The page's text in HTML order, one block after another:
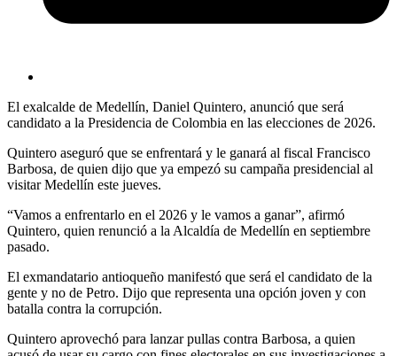
El exalcalde de Medellín, Daniel Quintero, anunció que será
candidato a la Presidencia de Colombia en las elecciones de 2026.
Quintero aseguró que se enfrentará y le ganará al fiscal Francisco
Barbosa, de quien dijo que ya empezó su campaña presidencial al
visitar Medellín este jueves.
“Vamos a enfrentarlo en el 2026 y le vamos a ganar”, afirmó
Quintero, quien renunció a la Alcaldía de Medellín en septiembre
pasado.
El exmandatario antioqueño manifestó que será el candidato de la
gente y no de Petro. Dijo que representa una opción joven y con
batalla contra la corrupción.
Quintero aprovechó para lanzar pullas contra Barbosa, a quien